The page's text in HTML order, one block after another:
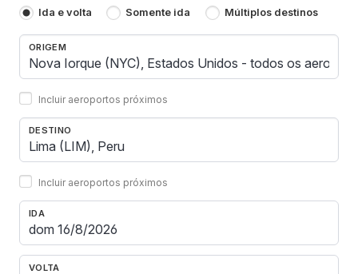
Ida e volta Somente ida Múltiplos destinos
ORIGEM
Incluir aeroportos próximos
DESTINO
Incluir aeroportos próximos
IDA
VOLTA